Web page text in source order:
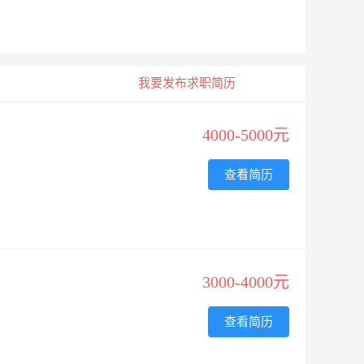
我要发布求职简历
4000-5000元
查看简历
3000-4000元
查看简历